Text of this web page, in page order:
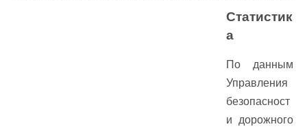
Статистик
а
По данным
Управления
безопасност
и дорожного